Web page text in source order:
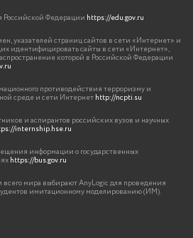
Федерации https://edu.gov.ru
указателей страниц сайтов в сети «Интернет» и
идентифицировать сайты в сети «Интернет»,
которой в Российской Федерации
противодействия терроризму и
среде и сети Интернетhttp://ncpti.su
и аспирантов российских вузов и научных
internship.hse.ru
информации о государственных
https://bus.gov.ru
мира выбирают AnyLogic для проведения
имитационному моделированию (ИМ).